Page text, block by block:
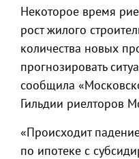
Некоторое время
рост жилого
количества новых
прогнозировать
сообщила
Гильдии риелторов
«Происходит
по ипотеке с